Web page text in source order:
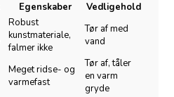
Egenskaber Vedligehold
Robust
kunstmateriale,
falmer ikke
Tør af med
vand
Meget ridse- og
varmefast
Tør af, tåler
en varm
gryde